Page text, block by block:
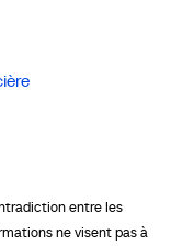
entre les
ne visent pas à